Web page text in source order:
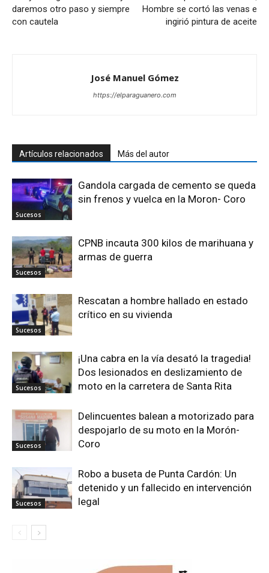
daremos otro paso y siempre
con cautela
Hombre se cortó las venas e
ingirió pintura de aceite
José Manuel Gómez
https://elparaguanero.com
Artículos relacionados Más del autor
Sucesos
Gandola cargada de cemento se queda
sin frenos y vuelca en la Moron- Coro
Sucesos
CPNB incauta 300 kilos de marihuana y
armas de guerra
Sucesos
Rescatan a hombre hallado en estado
crítico en su vivienda
Sucesos
¡Una cabra en la vía desató la tragedia!
Dos lesionados en deslizamiento de
moto en la carretera de Santa Rita
Sucesos
Delincuentes balean a motorizado para
despojarlo de su moto en la Morón-
Coro
Sucesos
Robo a buseta de Punta Cardón: Un
detenido y un fallecido en intervención
legal